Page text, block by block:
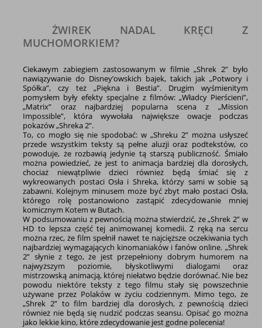
ŻWIREK NADAL KRĘCI Z
MUCHOMORKIEM?
Ciekawym zabiegiem zastosowanym w filmie „Shrek 2” było
nawiązywanie do Disney’owskich bajek, takich jak „Potwory i
Spółka”, czy też „Piękna i Bestia”. Drugim wyśmienitym
pomysłem były efekty specjalne z filmów: „Władcy Pierścieni”,
„Matrix” oraz najbardziej popularna scena z „Mission
Impossible”, która wywołała największe owacje podczas
pokazów „Shreka 2”.
To, co mogło się nie spodobać: w „Shreku 2” można usłyszeć
przede wszystkim teksty są pełne aluzji oraz podtekstów, co
powoduje, że rozbawią jedynie tą starszą publiczność. Śmiało
można powiedzieć, że jest to animacja bardziej dla dorosłych,
chociaż niewątpliwie dzieci również będą śmiać się z
wykreowanych postaci Osła i Shreka, którzy sami w sobie są
zabawni. Kolejnym minusem może być zbyt mało postaci Osła,
którego rolę postanowiono zastąpić zdecydowanie mniej
komicznym Kotem w Butach.
W podsumowaniu z pewnością można stwierdzić, że „Shrek 2” w
HD to lepsza część tej animowanej komedii. Z ręką na sercu
można rzec, że film spełnił nawet te najcięższe oczekiwania tych
najbardziej wymagających kinomaniaków i fanów online. „Shrek
2” słynie z tego, że jest przepełniony dobrym humorem na
najwyższym poziomie, błyskotliwymi dialogami oraz
mistrzowską animacją, której niełatwo będzie dorównać. Nie bez
powodu niektóre teksty z tego filmu stały się powszechnie
używane przez Polaków w życiu codziennym. Mimo tego, że
„Shrek 2” to film bardziej dla dorosłych, z pewnością dzieci
również nie będą się nudzić podczas seansu. Opisać go można
jako lekkie kino, które zdecydowanie jest godne polecenia!